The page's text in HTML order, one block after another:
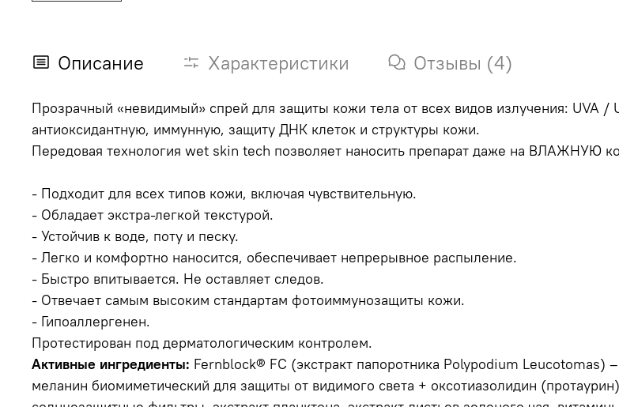
Описание Характеристики Отзывы (4)
Прозрачный «невидимый» спрей для защиты кожи тела от всех видов излучения: UVA
антиоксидантную, иммунную, защиту ДНК клеток и структуры кожи.
Передовая технология wet skin tech позволяет наносить препарат даже на ВЛАЖНУЮ
- Подходит для всех типов кожи, включая чувствительную.
- Обладает экстра-легкой текстурой.
- Устойчив к воде, поту и песку.
- Легко и комфортно наносится, обеспечивает непрерывное распыление.
- Быстро впитывается. Не оставляет следов.
- Отвечает самым высоким стандартам фотоиммунозащиты кожи.
- Гипоаллергенен.
Протестирован под дерматологическим контролем.
Активные ингредиенты: Fernblock® FC (экстракт папоротника Polypodium
меланин биомиметический для защиты от видимого света + оксотиазолидин